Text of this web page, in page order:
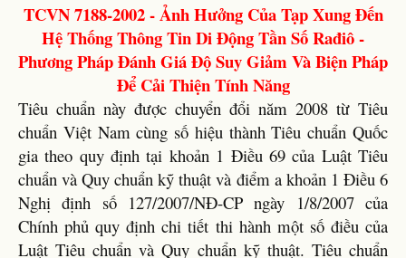
TCVN 7188-2002 - Ảnh Hưởng Của Tạp Xung Đến
Hệ Thống Thông Tin Di Động Tần Số Rađiô -
Phương Pháp Đánh Giá Độ Suy Giảm Và Biện Pháp
Để Cải Thiện Tính Năng
Tiêu chuẩn này được chuyển đổi năm 2008 từ Tiêu
chuẩn Việt Nam cùng số hiệu thành Tiêu chuẩn Quốc
gia theo quy định tại khoản 1 Điều 69 của Luật Tiêu
chuẩn và Quy chuẩn kỹ thuật và điểm a khoản 1 Điều 6
Nghị định số 127/2007/NĐ-CP ngày 1/8/2007 của
Chính phủ quy định chi tiết thi hành một số điều của
Luật Tiêu chuẩn và Quy chuẩn kỹ thuật. Tiêu chuẩn